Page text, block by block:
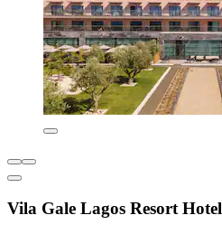
Vila Gale Lagos Resort Hotel